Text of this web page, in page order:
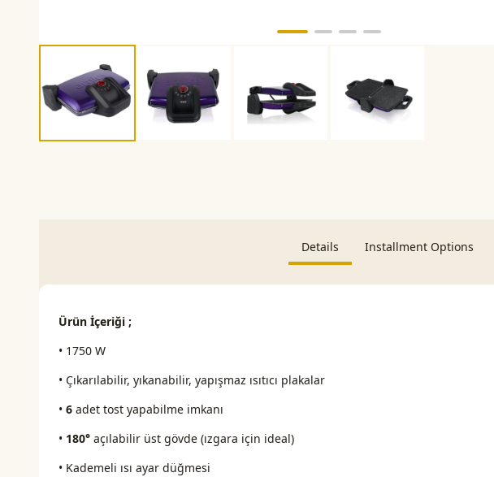
Details Installment Options
Ürün İçeriği ;
• 1750 W
• Çıkarılabilir, yıkanabilir, yapışmaz ısıtıcı plakalar
• 6 adet tost yapabilme imkanı
• 180° açılabilir üst gövde (ızgara için ideal)
• Kademeli ısı ayar düğmesi